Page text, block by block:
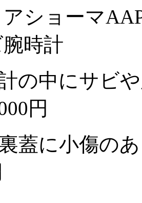
ショーマ
時計
の中にサビ
円
蓋に小傷の